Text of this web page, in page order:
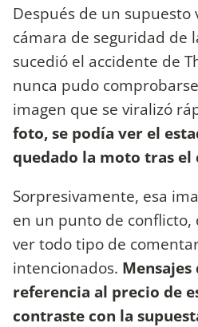
Después de un supuesto
cámara de seguridad de
sucedió el accidente de
nunca pudo
imagen que se viralizó
foto, se podía ver el
quedado la moto tras el
Sorpresivamente, esa
en un punto de
ver todo tipo de
intencionados. Mensajes
referencia al precio de
contraste con la